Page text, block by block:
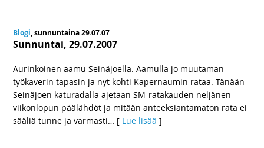
Blogi, sunnuntaina 29.07.07
Sunnuntai, 29.07.2007
Aurinkoinen aamu Seinäjoella. Aamulla jo muutaman
työkaverin tapasin ja nyt kohti Kapernaumin rataa. Tänään
Seinäjoen katuradalla ajetaan SM-ratakauden neljänen
viikonlopun päälähdöt ja mitään anteeksiantamaton rata ei
sääliä tunne ja varmasti… [ Lue lisää ]